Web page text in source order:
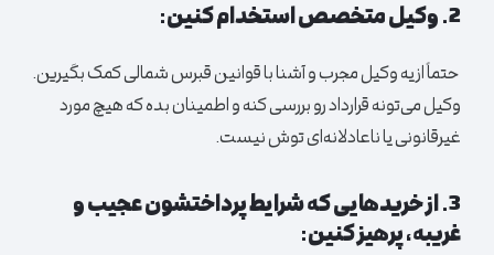
2. وکیل متخصص استخدام کنین:
حتماً از یه وکیل مجرب و آشنا با قوانین قبرس شمالی کمک بگیرین.
وکیل می‌تونه قرارداد رو بررسی کنه و اطمینان بده که هیچ مورد
غیرقانونی یا ناعادلانه‌ای توش نیست.
3. از خریدهایی که شرایط پرداختشون عجیب و
غریبه، پرهیز کنین: